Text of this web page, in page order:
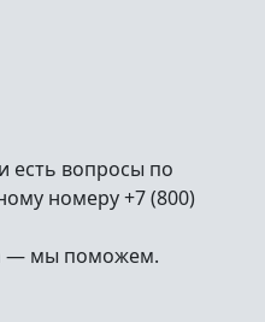
есть вопросы по
номеру +7 (800)
— мы поможем.